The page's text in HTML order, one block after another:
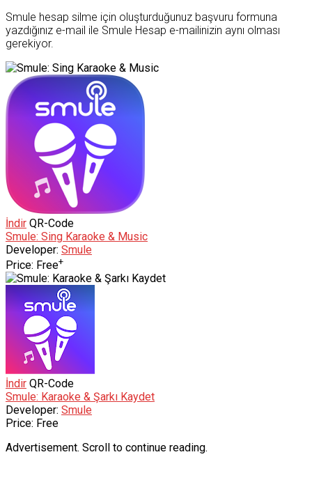
Smule hesap silme için oluşturduğunuz başvuru formuna
yazdığınız e-mail ile Smule Hesap e-mailinizin aynı olması
gerekiyor.
İndir QR-Code
Smule: Sing Karaoke & Music
Developer: Smule
Price: Free+
İndir QR-Code
Smule: Karaoke & Şarkı Kaydet
Developer: Smule
Price: Free
Advertisement. Scroll to continue reading.